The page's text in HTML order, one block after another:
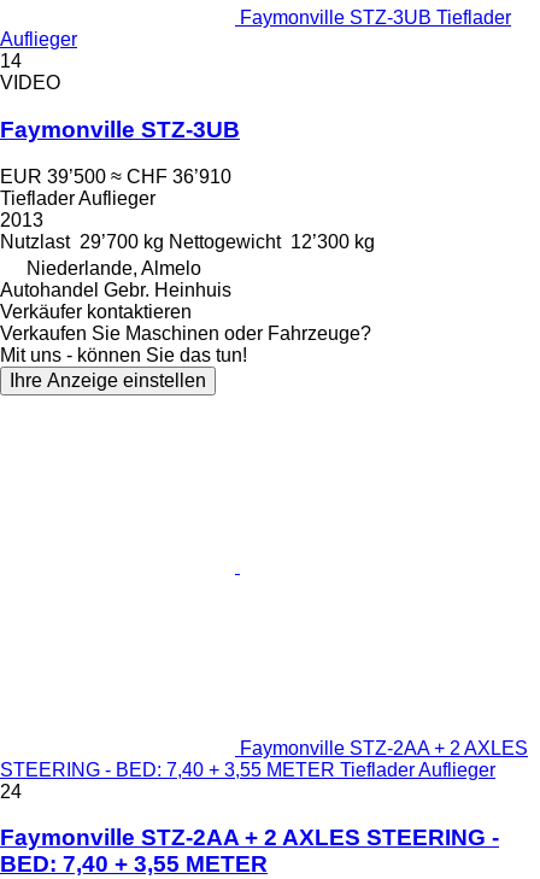
Faymonville STZ-3UB Tieflader
Auflieger
14
VIDEO
Faymonville STZ-3UB
EUR 39’500 ≈ CHF 36’910
Tieflader Auflieger
2013
Nutzlast 29’700 kg Nettogewicht 12’300 kg
Niederlande, Almelo
Autohandel Gebr. Heinhuis
Verkäufer kontaktieren
Verkaufen Sie Maschinen oder Fahrzeuge?
Mit uns - können Sie das tun!
Ihre Anzeige einstellen
Faymonville STZ-2AA + 2 AXLES
STEERING - BED: 7,40 + 3,55 METER Tieflader Auflieger
24
Faymonville STZ-2AA + 2 AXLES STEERING -
BED: 7,40 + 3,55 METER